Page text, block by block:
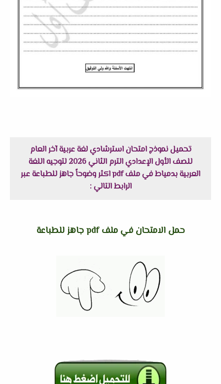
تحميل نموذج امتحان استرشادي لغة عربية آخر العام
للصف الأول الإعدادي الترم الثاني 2026 لتوجيه اللغة
العربية بدمياط في ملف pdf اكثر وضوحاً جاهز للطباعة عبر
الرابط التالي :
حمل الامتحان في ملف pdf جاهز للطباعة